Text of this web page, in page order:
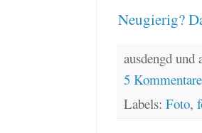
Neugierig?
ausdengd
5
Labels: Foto,